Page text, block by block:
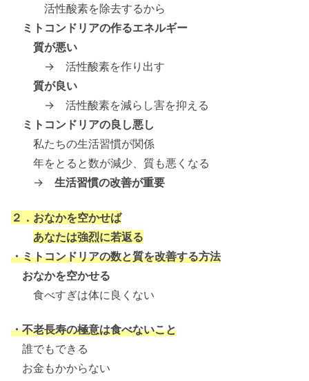
活性酸素を除去するから
ミトコンドリアの作るエネルギー
質が悪い
→ 活性酸素を作り出す
質が良い
→ 活性酸素を減らし害を抑える
ミトコンドリアの良し悪し
私たちの生活習慣が関係
年をとると数が減少、質も悪くなる
→ 生活習慣の改善が重要
２．おなかを空かせば
あなたは強烈に若返る
・ミトコンドリアの数と質を改善する方法
おなかを空かせる
食べすぎは体に良くない
・不老長寿の極意は食べないこと
誰でもできる
お金もかからない